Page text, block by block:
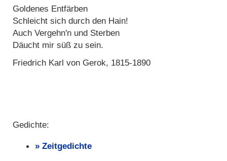
Goldenes Entfärben
Schleicht sich durch den Hain!
Auch Vergehn'n und Sterben
Däucht mir süß zu sein.
Friedrich Karl von Gerok, 1815-1890
Gedichte:
Zeitgedichte